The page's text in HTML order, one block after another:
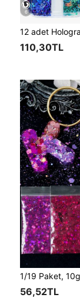
6
110,30TL
56,52TL